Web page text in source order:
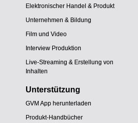
Elektronischer Handel & Produkt
Unternehmen & Bildung
Film und Video
Interview Produktion
Live-Streaming & Erstellung von
Inhalten
Unterstützung
GVM App herunterladen
Produkt-Handbücher